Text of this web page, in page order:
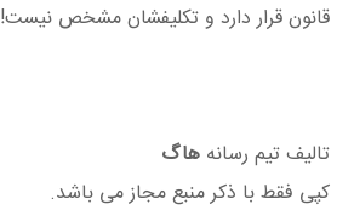
قانون قرار دارد و تکلیفشان مشخص نیست!
تالیف تیم رسانه هاگ
کپی فقط با ذکر منبع مجاز می باشد.